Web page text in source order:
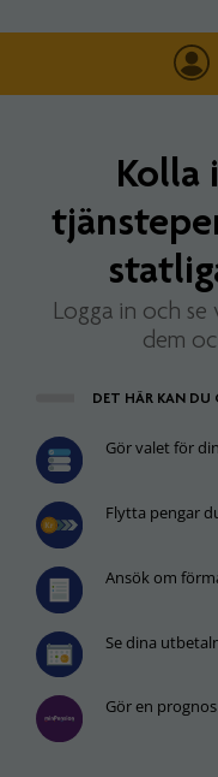
Kolla
Logga in och se
dem
DET HÄR KAN DU
Gör valet för
Flytta pengar
Ansök om
Se dina
Gör en